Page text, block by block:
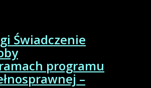
Świadczenie
programu
–